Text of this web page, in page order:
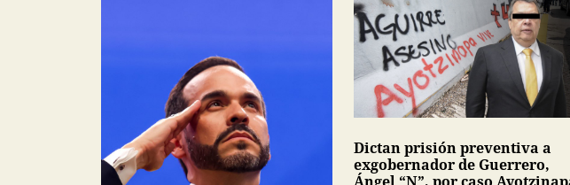
Dictan prisión preventiva a
exgobernador de Guerrero,